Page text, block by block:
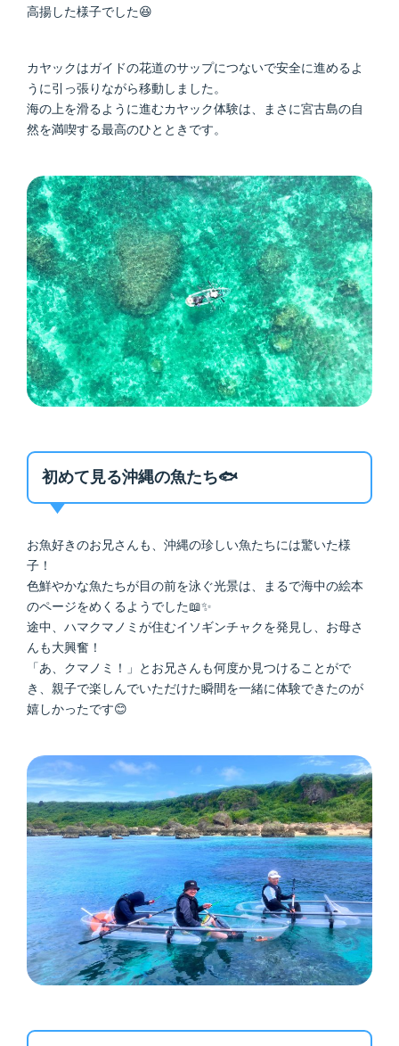
高揚した様子でした😆
カヤックはガイドの花道のサップにつないで安全に進めるよ
うに引っ張りながら移動しました。
海の上を滑るように進むカヤック体験は、まさに宮古島の自
然を満喫する最高のひとときです。
初めて見る沖縄の魚たち🐟
お魚好きのお兄さんも、沖縄の珍しい魚たちには驚いた様
子！
色鮮やかな魚たちが目の前を泳ぐ光景は、まるで海中の絵本
のページをめくるようでした📖✨
途中、ハマクマノミが住むイソギンチャクを発見し、お母さ
んも大興奮！
「あ、クマノミ！」とお兄さんも何度か見つけることがで
き、親子で楽しんでいただけた瞬間を一緒に体験できたのが
嬉しかったです😊